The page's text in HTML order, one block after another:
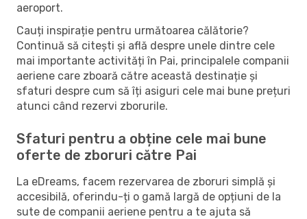
aeroport.
Cauți inspirație pentru următoarea călătorie?
Continuă să citești și află despre unele dintre cele
mai importante activități în Pai, principalele companii
aeriene care zboară către această destinație și
sfaturi despre cum să îți asiguri cele mai bune prețuri
atunci când rezervi zborurile.
Sfaturi pentru a obține cele mai bune
oferte de zboruri către Pai
La eDreams, facem rezervarea de zboruri simplă și
accesibilă, oferindu-ți o gamă largă de opțiuni de la
sute de companii aeriene pentru a te ajuta să